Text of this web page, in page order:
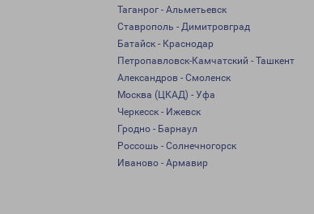
Таганрог - Альметьевск
Ставрополь - Димитровград
Батайск - Краснодар
Петропавловск-Камчатский - Ташкент
Александров - Смоленск
Москва (ЦКАД) - Уфа
Черкесск - Ижевск
Гродно - Барнаул
Россошь - Солнечногорск
Иваново - Армавир